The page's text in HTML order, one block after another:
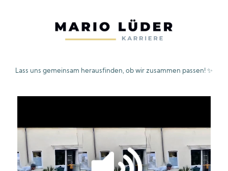
Lass uns gemeinsam herausfinden, ob wir zusammen passen! ✨